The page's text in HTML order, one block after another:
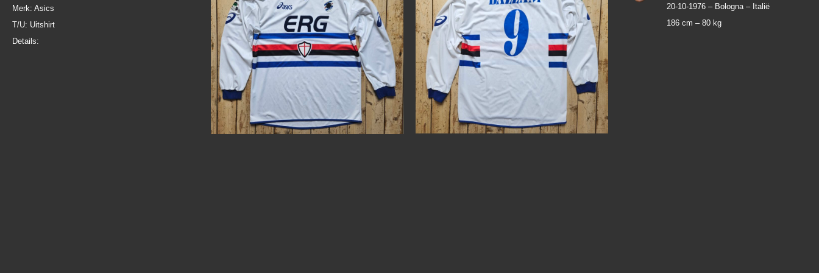
Merk: Asics
T/U: Uitshirt
Details:
20-10-1976 – Bologna – Italië
186 cm – 80 kg